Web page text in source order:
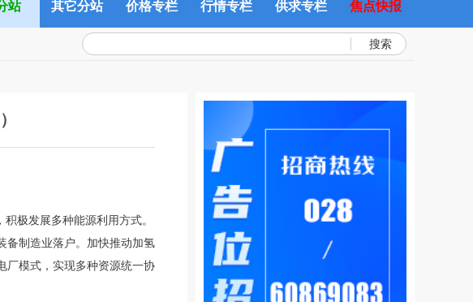
站 其它分站 价格专栏 行情专栏 供求专栏 焦点快报
搜索
极发展多种能源利用方式。
备制造业落户。加快推动加氢
厂模式，实现多种资源统一协